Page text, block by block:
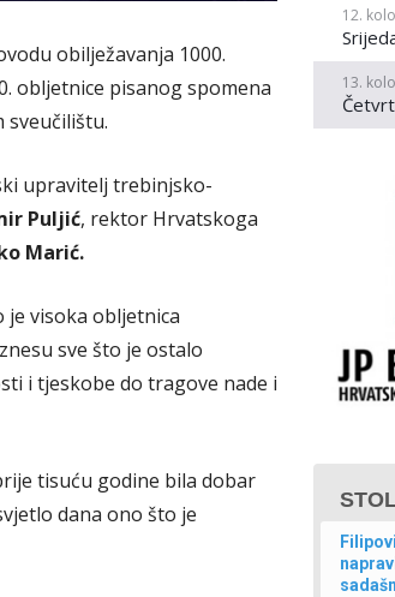
obilježavanja 1000.
obljetnice pisanog spomena
sveučilištu.
upravitelj trebinjsko-
Puljić, rektor Hrvatskoga
Marić.
visoka obljetnica
sve što je ostalo
i tjeskobe do tragove nade i
tisuću godine bila dobar
dana ono što je
12.
13.